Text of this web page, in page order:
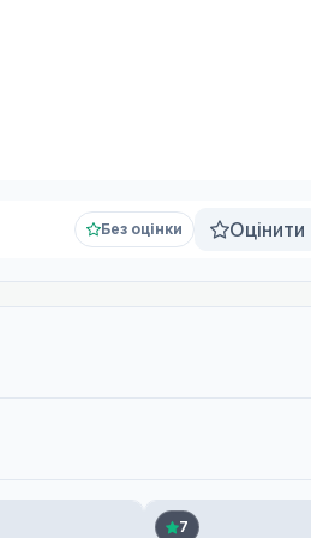
Без оцінки Оцінити
7